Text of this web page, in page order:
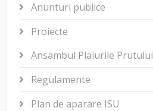
Anunturi publice
Proiecte
Ansambul Plaiurile Prutului
Regulamente
Plan de aparare ISU